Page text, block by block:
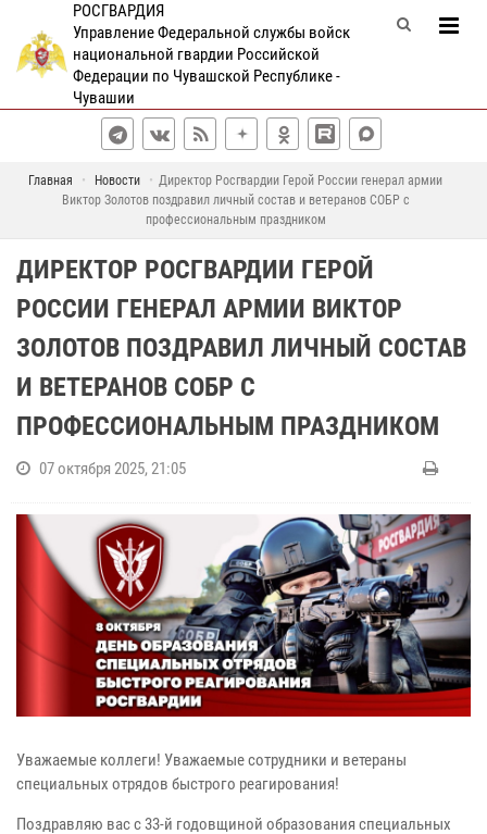
РОСГВАРДИЯ
Управление Федеральной службы войск
национальной гвардии Российской
Федерации по Чувашской Республике -
Чувашии
Главная Новости
Директор Росгвардии Герой России генерал армии
Виктор Золотов поздравил личный состав и ветеранов СОБР с
профессиональным праздником
ДИРЕКТОР РОСГВАРДИИ ГЕРОЙ
РОССИИ ГЕНЕРАЛ АРМИИ ВИКТОР
ЗОЛОТОВ ПОЗДРАВИЛ ЛИЧНЫЙ СОСТАВ
И ВЕТЕРАНОВ СОБР С
ПРОФЕССИОНАЛЬНЫМ ПРАЗДНИКОМ
07 октября 2025, 21:05
Уважаемые коллеги! Уважаемые сотрудники и ветераны
специальных отрядов быстрого реагирования!
Поздравляю вас с 33-й годовщиной образования специальных